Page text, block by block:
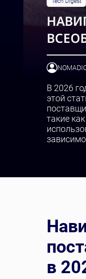
В 2026
этой
такие
в